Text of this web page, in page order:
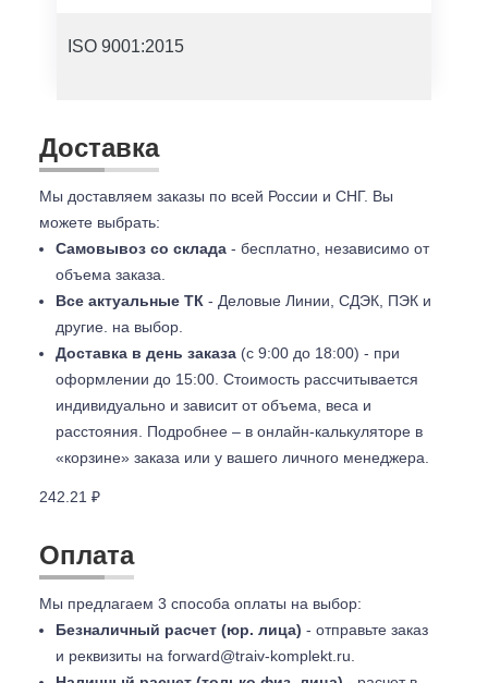
ISO 9001:2015
Доставка
Мы доставляем заказы по всей России и СНГ. Вы
можете выбрать:
Самовывоз со склада - бесплатно, независимо от
объема заказа.
Все актуальные ТК - Деловые Линии, СДЭК, ПЭК и
другие. на выбор.
Доставка в день заказа (с 9:00 до 18:00) - при
оформлении до 15:00. Стоимость рассчитывается
индивидуально и зависит от объема, веса и
расстояния. Подробнее – в онлайн-калькуляторе в
«корзине» заказа или у вашего личного менеджера.
242.21 ₽
Оплата
Мы предлагаем 3 способа оплаты на выбор:
Безналичный расчет (юр. лица) - отправьте заказ
и реквизиты на forward@traiv-komplekt.ru